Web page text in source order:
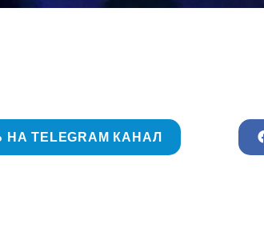
TELEGRAM КАНАЛ